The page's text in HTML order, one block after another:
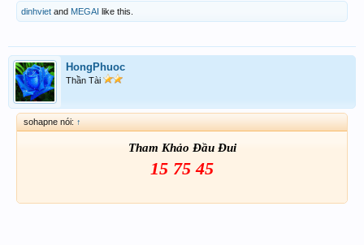
dinhviet and MEGAI like this.
HongPhuoc
Thần Tài
sohapne nói: ↑
Tham Khảo Đầu Đui
15 75 45